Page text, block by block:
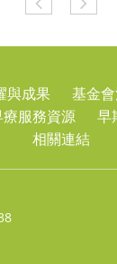
與成果 基金
療服務資源
早
相關連結